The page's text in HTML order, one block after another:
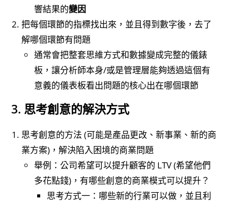
響結果的變因
把每個環節的指標找出來，並且得到數字後，去了
解哪個環節有問題
通常會把整套思維方式和數據變成完整的儀錶
板，讓分析師本身/或是管理層能夠透過這個有
意義的儀表板看出問題的核心出在哪個環節
3. 思考創意的解決方式
思考創意的方法 (可能是產品更改、新事業、新的商
業方案)，解決陷入困境的商業問題
舉例：公司希望可以提升顧客的 LTV (希望他們
多花點錢)，有哪些創意的商業模式可以提升？
思考方式一：哪些新的行業可以做，並且利